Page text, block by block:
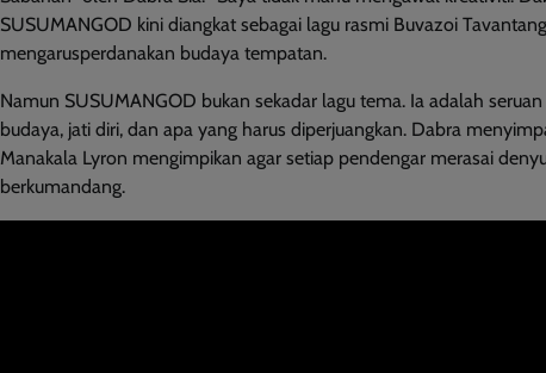
SUSUMANGOD kini diangkat sebagai lagu rasmi Buvazoi
mengarusperdanakan budaya tempatan.
Namun SUSUMANGOD bukan sekadar lagu tema. Ia adalah
budaya, jati diri, dan apa yang harus diperjuangkan. Dabra
Manakala Lyron mengimpikan agar setiap pendengar merasai
berkumandang.